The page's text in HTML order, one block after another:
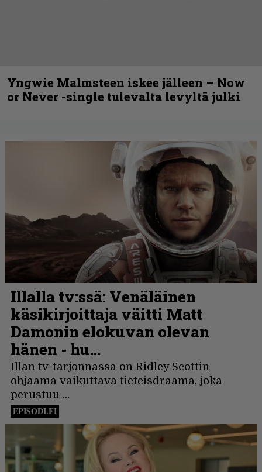
Yngwie Malmsteen iskee jälleen – Now
or Never -single tulevalta levyltä julki